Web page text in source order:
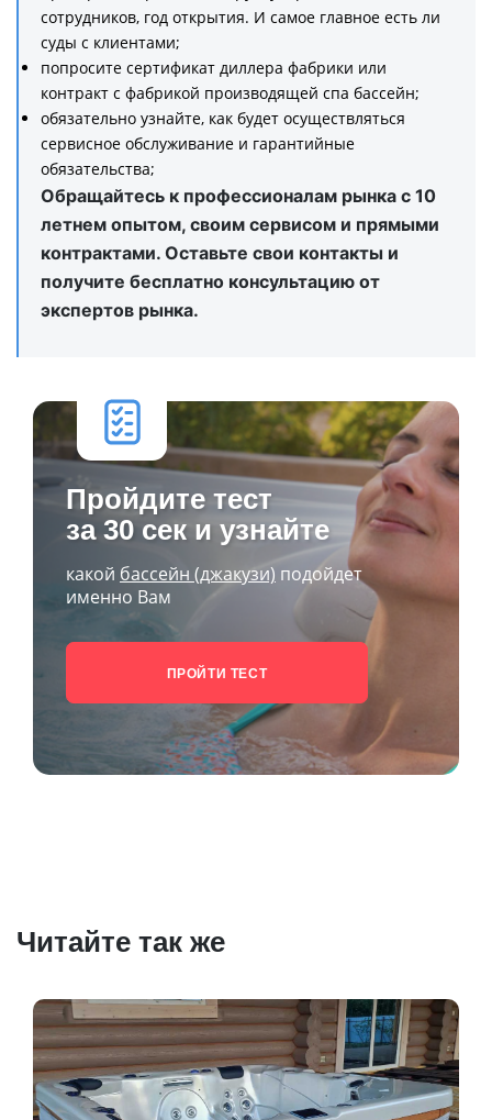
сотрудников, год открытия. И самое главное есть ли
суды с клиентами;
попросите сертификат диллера фабрики или
контракт с фабрикой производящей спа бассейн;
обязательно узнайте, как будет осуществляться
сервисное обслуживание и гарантийные
обязательства;
Обращайтесь к профессионалам рынка с 10
летнем опытом, своим сервисом и прямыми
контрактами. Оставьте свои контакты и
получите бесплатно консультацию от
экспертов рынка.
Пройдите тест
за 30 сек и узнайте
какой бассейн (джакузи) подойдет
именно Вам
ПРОЙТИ ТЕСТ
Читайте так же